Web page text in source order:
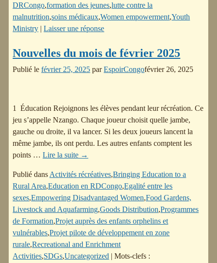
DRCongo,formation des jeunes,lutte contre la
malnutrition,soins médicaux,Women empowerment,Youth
Ministry |Laisser une réponse
Nouvelles du mois de février 2025
Publié lefévrier 25, 2025 parEspoirCongofévrier 26, 2025
1 Éducation Rejoignons les élèves pendant leur récréation. Ce
jeu s’appelle Nzango. Chaque joueur choisit quelle jambe,
gauche ou droite, il va lancer. Si les deux joueurs lancent la
même jambe, ils ont perdu. Les autres enfants comptent les
points … Lire la suite →
Publié dans Activités récréatives,Bringing Education to a
Rural Area,Education en RDCongo,Egalité entre les
sexes,Empowering Disadvantaged Women,Food Gardens,
Livestock and Aquafarming,Goods Distribution,Programmes
de Formation,Projet auprès des enfants orphelins et
vulnérables,Projet pilote de développement en zone
rurale,Recreational and Enrichment
Activities,SDGs,Uncategorized |Mots-clefs :